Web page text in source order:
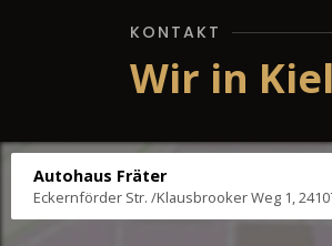
KONTAKT
Wir in
Autohaus Fräter
Eckernförder Str. /Klausbrooker Weg 1,